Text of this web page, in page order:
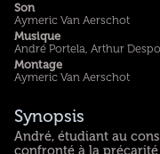
Son
Aymeric Van Aerschot
Musique
André Portela, Arthur
Montage
Aymeric Van Aerschot
Synopsis
André, étudiant au
confronté à la